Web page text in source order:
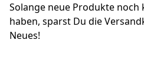
Solange neue Produkte noch
haben, sparst Du die
Neues!